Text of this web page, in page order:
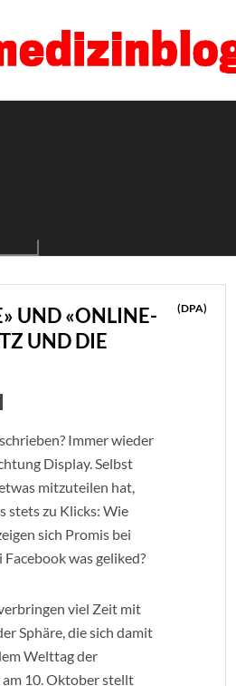
UND «ONLINE-
UND DIE
(DPA)
Immer wieder
Display. Selbst
mitzuteilen hat,
stets zu Klicks: Wie
sich Promis bei
was geliked?
viel Zeit mit
Sphäre, die sich damit
Welttag der
10. Oktober stellt